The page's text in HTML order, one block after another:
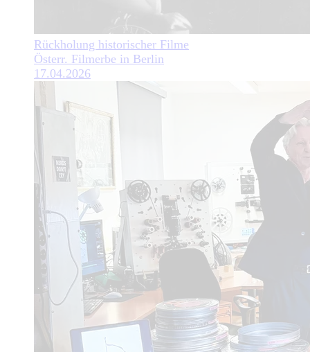
Rückholung historischer Filme
Österr. Filmerbe in Berlin
17.04.2026